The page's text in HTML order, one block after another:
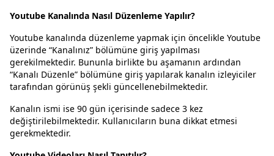
Youtube Kanalında Nasıl Düzenleme Yapılır?
Youtube kanalında düzenleme yapmak için öncelikle Youtube
üzerinde “Kanalınız” bölümüne giriş yapılması
gerekilmektedir. Bununla birlikte bu aşamanın ardından
“Kanalı Düzenle” bölümüne giriş yapılarak kanalın izleyiciler
tarafından görünüş şekli güncellenebilmektedir.
Kanalın ismi ise 90 gün içerisinde sadece 3 kez
değiştirilebilmektedir. Kullanıcıların buna dikkat etmesi
gerekmektedir.